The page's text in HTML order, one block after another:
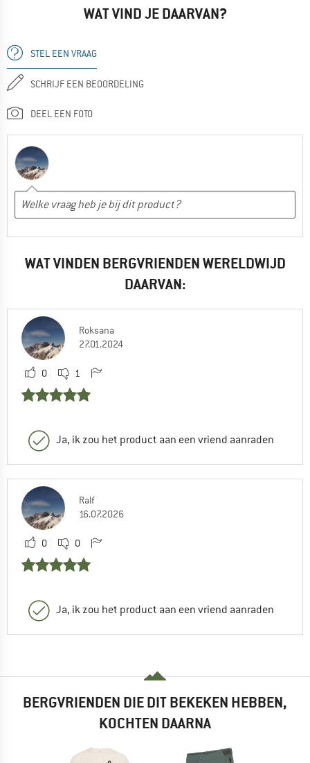
WAT VIND JE DAARVAN?
STEL EEN VRAAG
SCHRIJF EEN BEOORDELING
DEEL EEN FOTO
WAT VINDEN BERGVRIENDEN WERELDWIJD
DAARVAN:
Roksana
27.01.2024
0 1
Ja, ik zou het product aan een vriend aanraden
Ralf
16.07.2026
0 0
Ja, ik zou het product aan een vriend aanraden
BERGVRIENDEN DIE DIT BEKEKEN HEBBEN,
KOCHTEN DAARNA